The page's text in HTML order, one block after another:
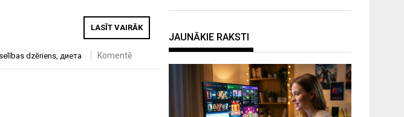
LASĪT VAIRĀK
dzēriens, диета Komentē
JAUNĀKIE RAKSTI